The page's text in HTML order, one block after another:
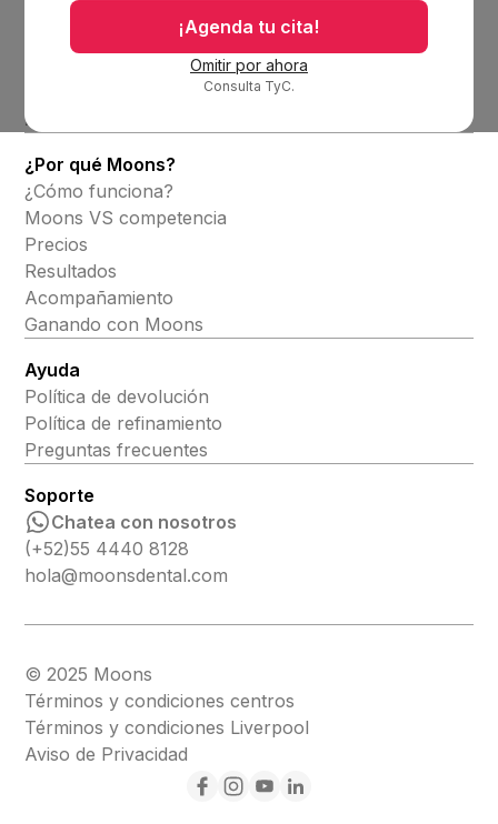
¡Agenda tu cita!
Omitir por ahora
Consulta TyC.
Alineadores invisibles
¿Por qué Moons?
¿Cómo funciona?
Moons VS competencia
Precios
Resultados
Acompañamiento
Ganando con Moons
Ayuda
Política de devolución
Política de refinamiento
Preguntas frecuentes
Soporte
Chatea con nosotros
(+52)55 4440 8128
hola@moonsdental.com
© 2025 Moons
Términos y condiciones centros
Términos y condiciones Liverpool
Aviso de Privacidad